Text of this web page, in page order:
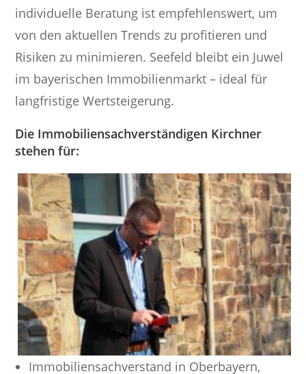
individuelle Beratung ist empfehlenswert, um
von den aktuellen Trends zu profitieren und
Risiken zu minimieren. Seefeld bleibt ein Juwel
im bayerischen Immobilienmarkt – ideal für
langfristige Wertsteigerung.
Die Immobiliensachverständigen Kirchner
stehen für:
Immobiliensachverstand in Oberbayern,